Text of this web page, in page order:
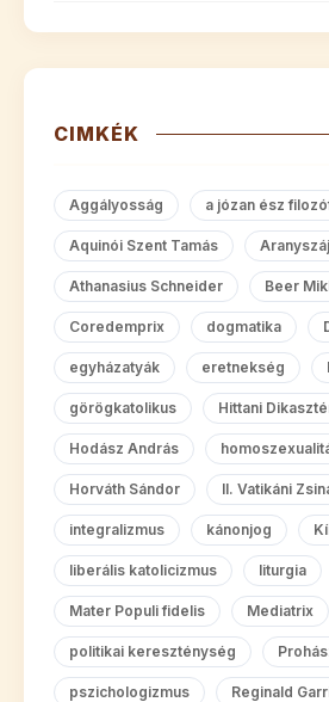
CIMKÉK
Aggályosság a józan ész
Aquinói Szent Tamás
Athanasius Schneider Beer
Coredemprix dogmatika
egyházatyák eretnekség
görögkatolikus Hittani
Hodász András
Horváth Sándor II. Vatikáni
integralizmus kánonjog
liberális katolicizmus liturgia
Mater Populi fidelis Mediatrix
politikai kereszténység
pszichologizmus Reginald